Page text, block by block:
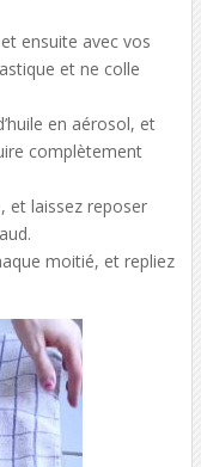
ensuite avec vos
et ne colle
en aérosol, et
complètement
et laissez reposer
moitié, et repliez